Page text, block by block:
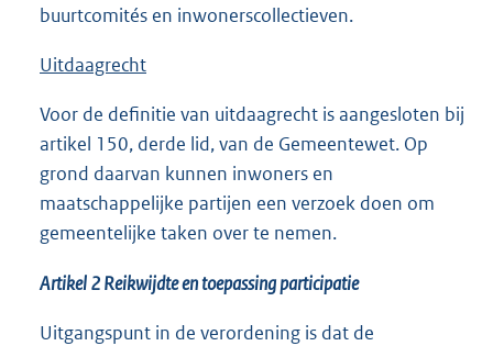
buurtcomités en inwonerscollectieven.
Uitdaagrecht
Voor de definitie van uitdaagrecht is aangesloten bij
artikel 150, derde lid, van de Gemeentewet. Op
grond daarvan kunnen inwoners en
maatschappelijke partijen een verzoek doen om
gemeentelijke taken over te nemen.
Artikel 2 Reikwijdte en toepassing participatie
Uitgangspunt in de verordening is dat de